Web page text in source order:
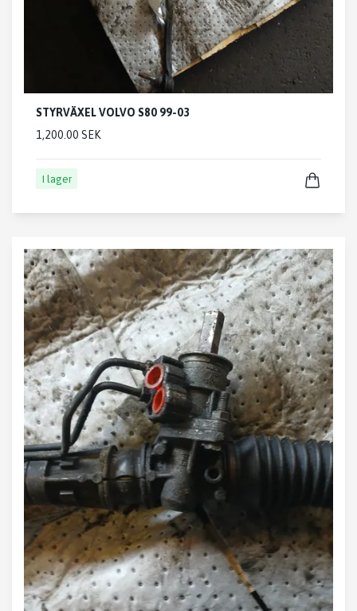
STYRVÄXEL VOLVO S80 99-03
1,200.00 SEK
I lager